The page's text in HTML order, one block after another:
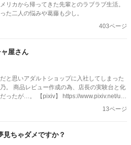
リカから帰ってきた先輩とのラブラブ生活。
た二人の悩みや葛藤も少し。
403ページ
屋さん
と思いアダルトショップに入社してしまった
。 商品レビュー作成の為、店長の実験台と化
ったが…。 【pixiv】 https://www.pixiv.net/use
13ページ
見ちゃダメですか？